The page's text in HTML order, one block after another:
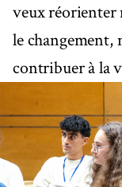
veux réorienter
le changement,
contribuer à la